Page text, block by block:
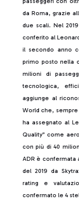
da Roma, grazie
due scali. Nel
conferito al
il secondo anno
primo posto nella
milioni di
tecnologica,
aggiunge al
World che,
ha assegnato al
Quality” come
con più di 40
ADR è confermata
del 2019 da
rating e
confermato le 4